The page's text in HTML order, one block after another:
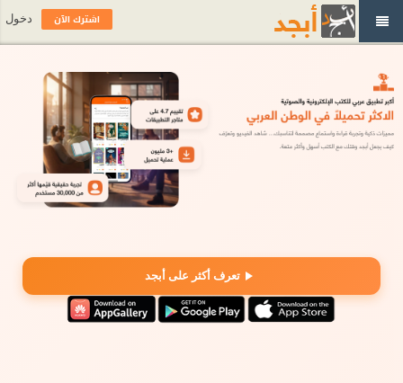
تعرف أكثر على أبجد
اشترك الآن دخول